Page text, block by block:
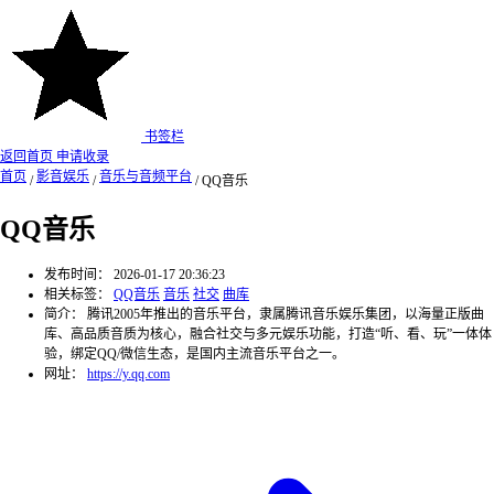
书签栏
返回首页 申请收录
首页 / 影音娱乐 / 音乐与音频平台 / QQ音乐
QQ音乐
发布时间：
2026-01-17 20:36:23
相关标签：
QQ音乐 音乐 社交 曲库
简介：
腾讯2005年推出的音乐平台，隶属腾讯音乐娱乐集团，以海量正版曲
库、高品质音质为核心，融合社交与多元娱乐功能，打造“听、看、玩”一体体
验，绑定QQ/微信生态，是国内主流音乐平台之一。
网址：
https://y.qq.com